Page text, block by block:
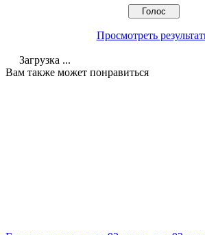
Просмотреть
Загрузка ...
Вам также может понравиться